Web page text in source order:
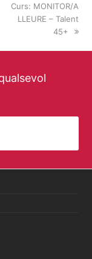
next
post:
Curs: MONITOR/A
LLEURE – Talent
45+